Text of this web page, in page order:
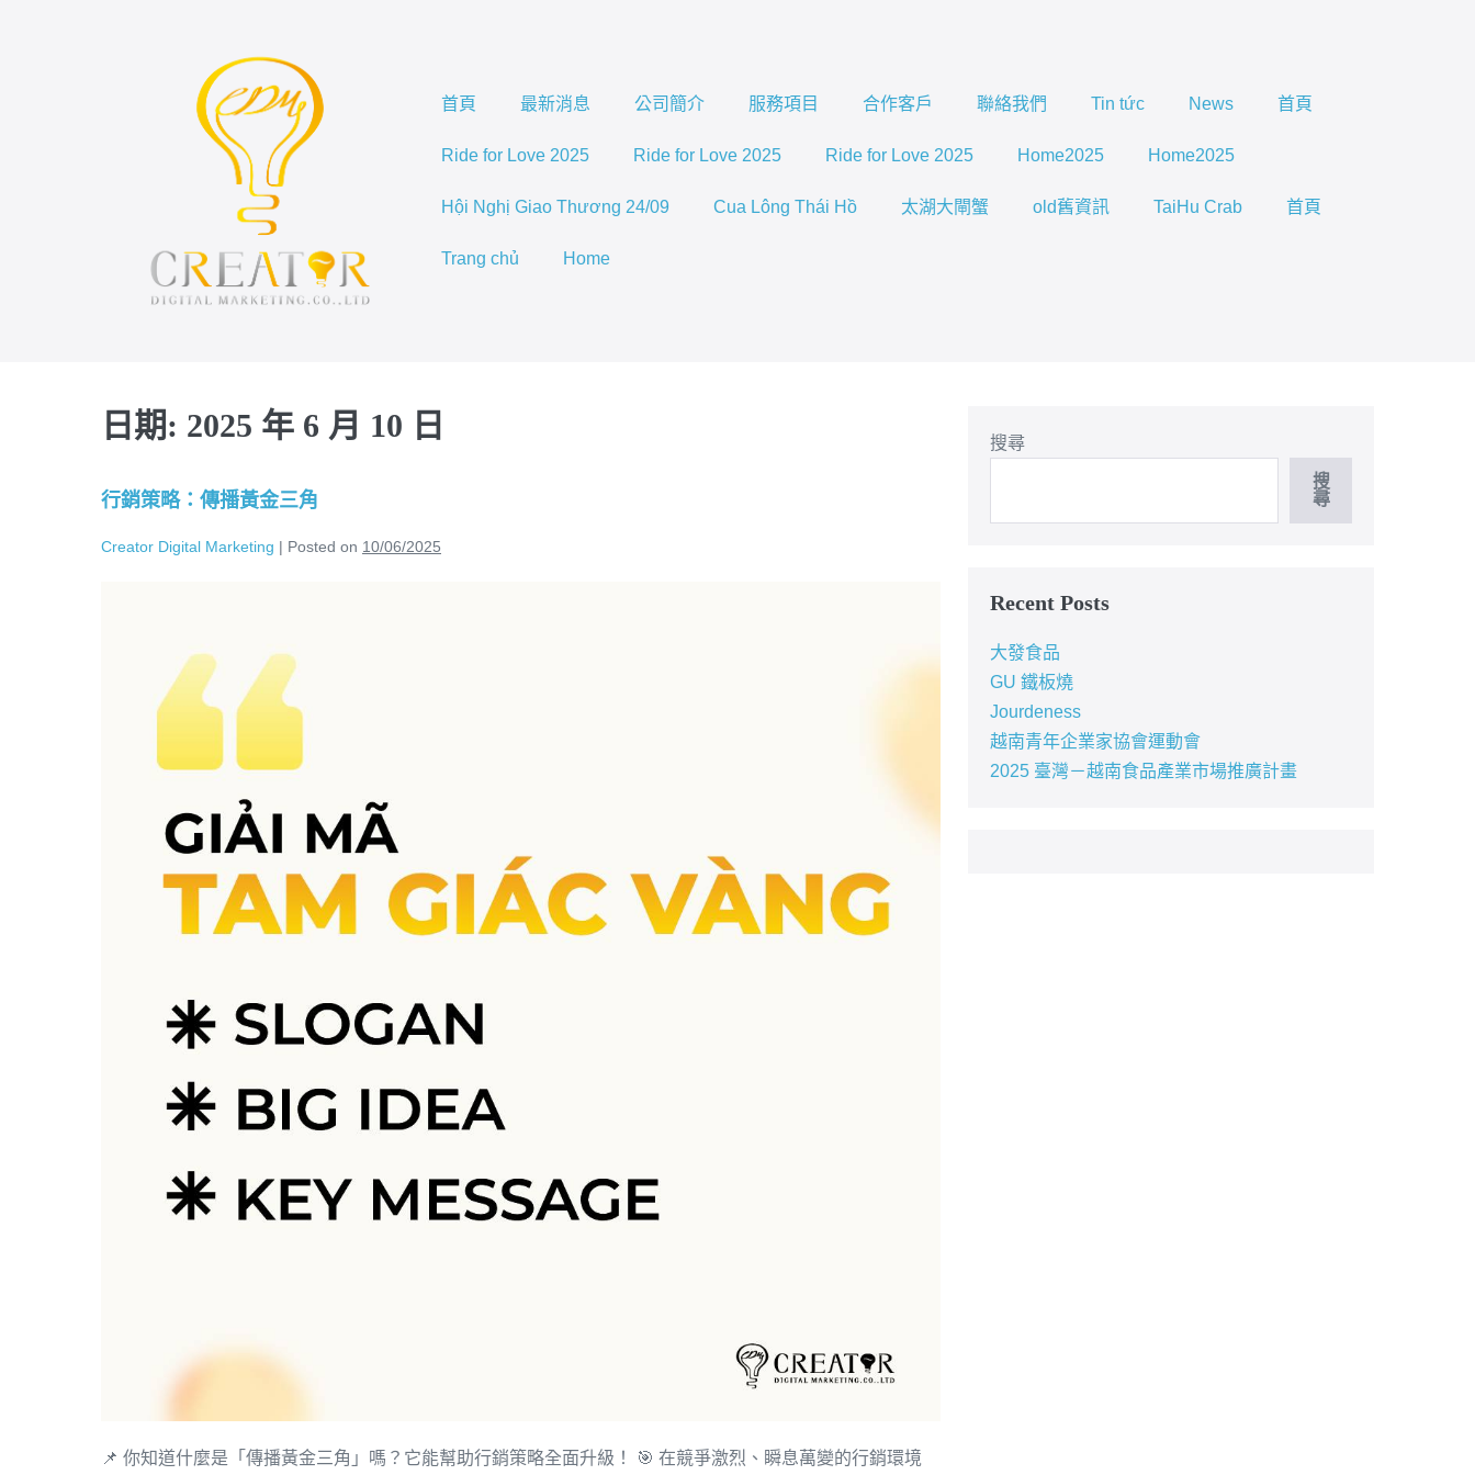
首頁 最新消息 公司簡介 服務項目 合作客戶 聯絡我們 Tin tức News 首頁
Ride for Love 2025 Ride for Love 2025 Ride for Love 2025 Home2025 Home2025
Hội Nghị Giao Thương 24/09 Cua Lông Thái Hồ 太湖大閘蟹 old舊資訊 TaiHu Crab 首頁
Trang chủ Home
日期: 2025 年 6 月 10 日
行銷策略：傳播黃金三角
Creator Digital Marketing | Posted on 10/06/2025
📌 你知道什麼是「傳播黃金三角」嗎？它能幫助行銷策略全面升級！ 🎯 在競爭激烈、瞬息萬變的行銷環境
搜尋
搜
尋
Recent Posts
大發食品
GU 鐵板燒
Jourdeness
越南青年企業家協會運動會
2025 臺灣－越南食品產業市場推廣計畫